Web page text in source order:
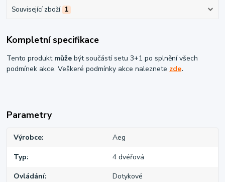
Související zboží 1
Kompletní specifikace
Tento produkt může být součástí setu 3+1 po splnění všech
podmínek akce. Veškeré podmínky akce naleznete zde.
Parametry
Výrobce Aeg
Typ 4 dvéřová
Ovládání Dotykové